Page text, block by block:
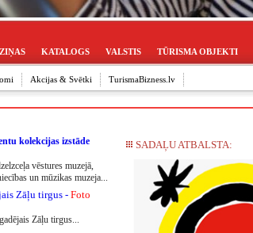
ZIŅAS KATALOGS VALSTIS TŪRISMA OBJEKTI
Akcijas & Svētki TurismaBizness.lv
kolekcijas izstāde
vēstures muzejā,
un mūzikas muzeja...
Zāļu tirgus - Foto
Zāļu tirgus...
SADAĻU ATBALSTA: